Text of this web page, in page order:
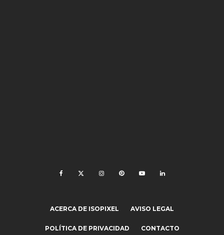
ACERCA DE ISOPIXEL AVISO LEGAL
POLÍTICA DE PRIVACIDAD CONTACTO